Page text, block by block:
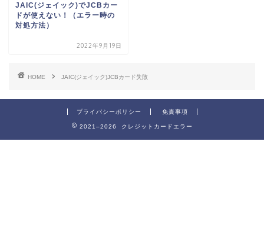
JAIC(ジェイック)でJCBカー
ドが使えない！（エラー時の
対処方法）
2022年9月19日
HOME JAIC(ジェイック)JCBカード失敗
プライバシーポリシー 免責事項
2021–2026 クレジットカードエラー